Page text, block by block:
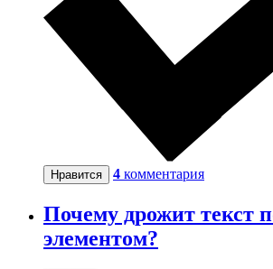
Нравится 4 комментария
Почему дрожит текст
элементом?